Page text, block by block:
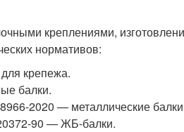
креплениями,
нормативов:
крепежа.
балки.
2020 — металлические
90 — ЖБ-балки.